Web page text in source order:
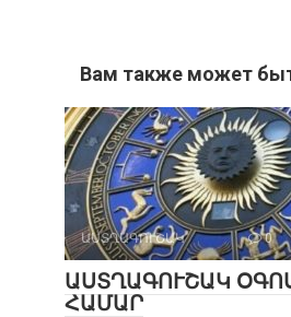
Вам также может
ԱՍՏՂԱԳՈՒՇԱԿ 0
ԱՍՏՂԱԳՈՒՇԱԿ
ՀԱՄԱՐ